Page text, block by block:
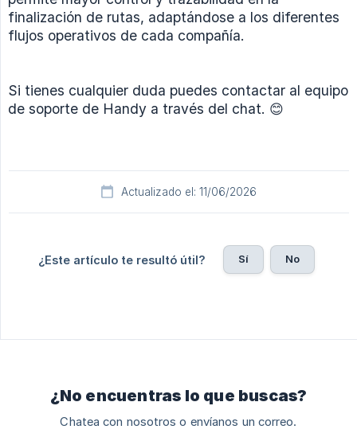
finalización de rutas, adaptándose a los diferentes
flujos operativos de cada compañía.
Si tienes cualquier duda puedes contactar al equipo
de soporte de Handy a través del chat. 😊
Actualizado el: 11/06/2026
¿Este artículo te resultó útil? Sí No
¿No encuentras lo que buscas?
Chatea con nosotros o envíanos un correo.